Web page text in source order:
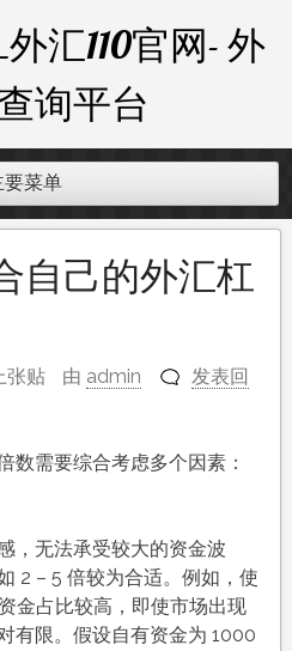
外汇110官网- 外
询平台
要菜单
自己的外汇杠
张贴 由 admin
发表回
数需要综合考虑多个因素：
，无法承受较大的资金波
2 – 5 倍较为合适。例如，使
金占比较高，即使市场出现
有限。假设自有资金为 1000